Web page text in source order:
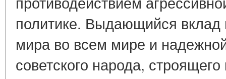
политике. Выдающийся вклад
мира во всем мире и
советского народа,